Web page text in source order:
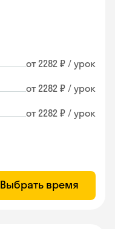
от 2282 ₽ / урок
от 2282 ₽ / урок
от 2282 ₽ / урок
Выбрать время